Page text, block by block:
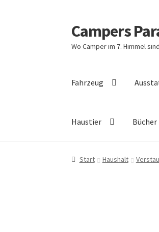
Zur
Navigation
springen
Zum
Inhalt
springen
Campers
Wo Camper im 7. Himmel sind
Fahrzeug
Haustier Bücher
Start Haushalt